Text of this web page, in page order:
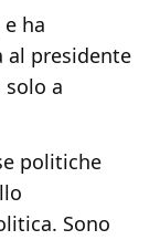
ha
al presidente
a
politiche
Sono